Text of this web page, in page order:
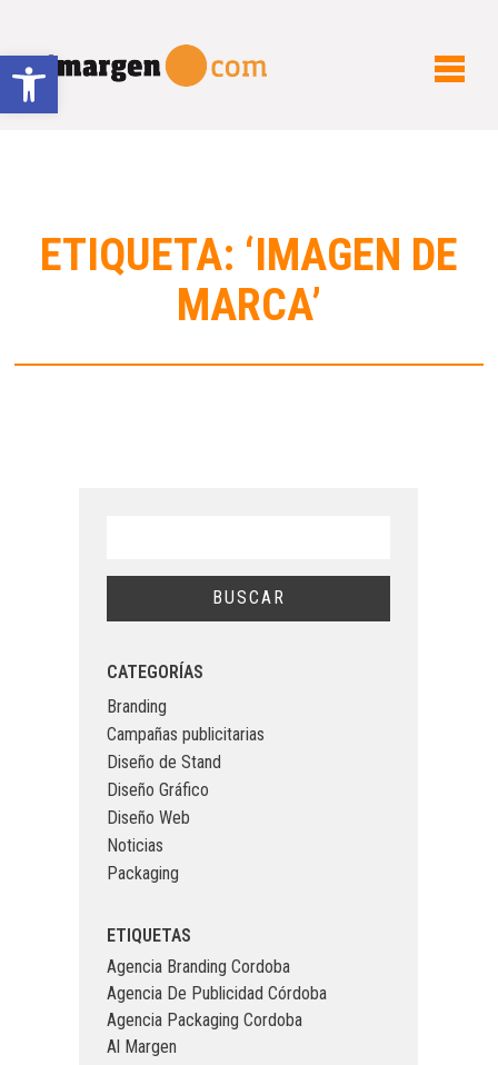
Abrir barra de herramientas
ETIQUETA: ‘IMAGEN DE
MARCA’
CATEGORÍAS
Branding
Campañas publicitarias
Diseño de Stand
Diseño Gráfico
Diseño Web
Noticias
Packaging
ETIQUETAS
Agencia Branding Cordoba
Agencia De Publicidad Córdoba
Agencia Packaging Cordoba
Al Margen